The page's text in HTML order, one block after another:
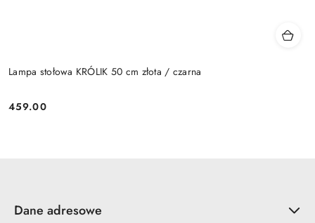
Lampa stołowa KRÓLIK 50 cm złota / czarna
Cena:
459.00
Dane adresowe